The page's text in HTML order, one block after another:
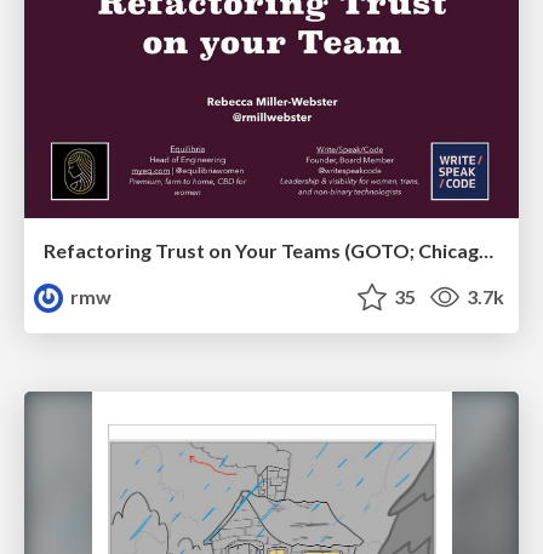
Refactoring Trust on Your Teams (GOTO; Chicago 2020)
rmw
35 3.7k